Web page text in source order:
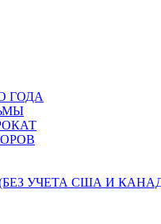
ГОДА
УЧЕТА США И